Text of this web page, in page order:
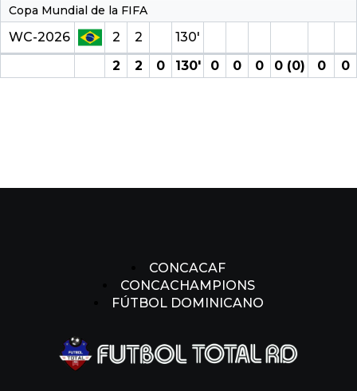
Copa Mundial de la FIFA
WC-2026 2 2
130′
2
2 0 130′ 0 0 0 0 (0) 0 0
CONCACAF
CONCACHAMPIONS
FÚTBOL DOMINICANO